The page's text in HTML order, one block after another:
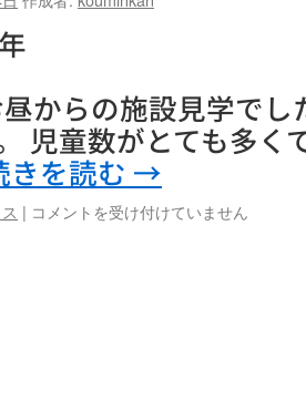
からの施設見学でし
児童数がとても多く
きを読む →
| 施
コメントを受け付けていません